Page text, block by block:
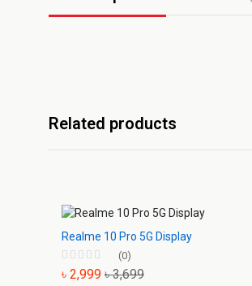
Related products
Realme 10 Pro 5G Display
(0)
৳ 2,999 ৳ 3,699